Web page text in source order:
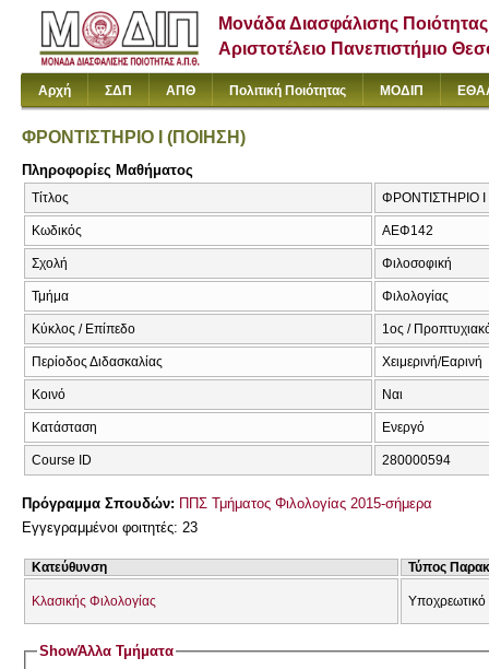
Μονάδα Διασφάλισης Ποιότητας
Αριστοτέλειο Πανεπιστήμιο
Αρχή ΣΔΠ ΑΠΘ Πολιτική Ποιότητας ΜΟΔΙΠ
ΦΡΟΝΤΙΣΤΗΡΙΟ Ι (ΠΟΙΗΣΗ)
Πληροφορίες Μαθήματος
Τίτλος ΦΡΟΝΤΙΣΤΗΡΙΟ Ι
Κωδικός ΑΕΦ142
Σχολή Φιλοσοφική
Τμήμα Φιλολογίας
Κύκλος / Επίπεδο 1ος /
Περίοδος Διδασκαλίας Χειμερινή/Εαρινή
Κοινό Ναι
Κατάσταση Ενεργό
Course ID 280000594
Πρόγραμμα Σπουδών: ΠΠΣ Τμήματος Φιλολογίας 2015-σήμερα
Εγγεγραμμένοι φοιτητές: 23
Κατεύθυνση Τύπος
Κλασικής Φιλολογίας
ShowΆλλα Τμήματα